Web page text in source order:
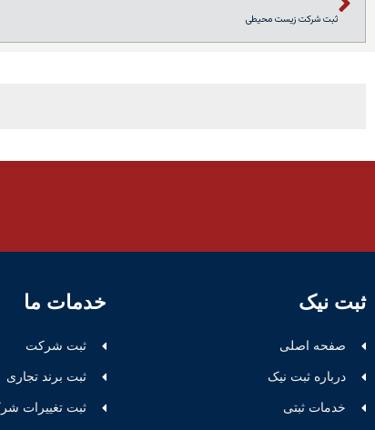
ثبت شرکت زیست محیطی
ثبت نیک
صفحه اصلی
درباره ثبت نیک
خدمات ثبتی
خدمات ما
ثبت شرکت
ثبت برند تجاری
ثبت تغییرات